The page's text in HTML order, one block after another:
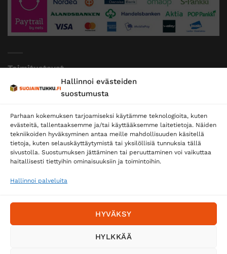
Hallinnoi evästeiden
suostumusta
Parhaan kokemuksen tarjoamiseksi käytämme teknologioita, kuten
evästeitä, tallentaaksemme ja/tai käyttääksemme laitetietoja. Näiden
tekniikoiden hyväksyminen antaa meille mahdollisuuden käsitellä
tietoja, kuten selauskäyttäytymistä tai yksilöllisiä tunnuksia tällä
sivustolla. Suostumuksen jättäminen tai peruuttaminen voi vaikuttaa
haitallisesti tiettyihin ominaisuuksiin ja toimintoihin.
Hallinnoi palveluita
HYVÄKSY
HYLKKÄÄ
Toimitustavat
Posti
Postnord
Tilaa uutiskirje ja saat erikoisalennuksia